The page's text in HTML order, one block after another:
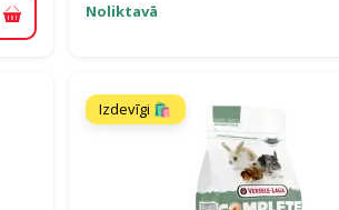
Pievienot grozam
Noliktavā
Izdevīgi 🛍️